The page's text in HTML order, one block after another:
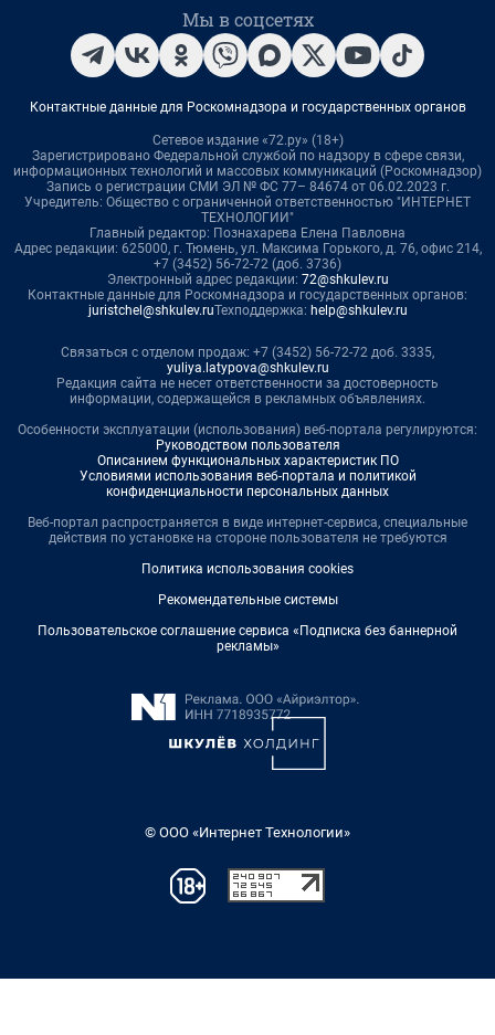
Мы в соцсетях
Контактные данные для Роскомнадзора и государственных органов
Сетевое издание «72.ру» (18+)
Зарегистрировано Федеральной службой по надзору в сфере связи,
информационных технологий и массовых коммуникаций (Роскомнадзор)
Запись о регистрации СМИ ЭЛ № ФС 77– 84674 от 06.02.2023 г.
Учредитель: Общество с ограниченной ответственностью "ИНТЕРНЕТ
ТЕХНОЛОГИИ"
Главный редактор: Познахарева Елена Павловна
Адрес редакции: 625000, г. Тюмень, ул. Максима Горького, д. 76, офис 214,
+7 (3452) 56-72-72 (доб. 3736)
Электронный адрес редакции: 72@shkulev.ru
Контактные данные для Роскомнадзора и государственных органов:
juristchel@shkulev.ruТехподдержка: help@shkulev.ru
Связаться с отделом продаж: +7 (3452) 56-72-72 доб. 3335,
yuliya.latypova@shkulev.ru
Редакция сайта не несет ответственности за достоверность
информации, содержащейся в рекламных объявлениях.
Особенности эксплуатации (использования) веб-портала регулируются:
Руководством пользователя
Описанием функциональных характеристик ПО
Условиями использования веб-портала и политикой
конфиденциальности персональных данных
Веб-портал распространяется в виде интернет-сервиса, специальные
действия по установке на стороне пользователя не требуются
Политика использования cookies
Рекомендательные системы
Пользовательское соглашение сервиса «Подписка без баннерной
рекламы»
© ООО «Интернет Технологии»